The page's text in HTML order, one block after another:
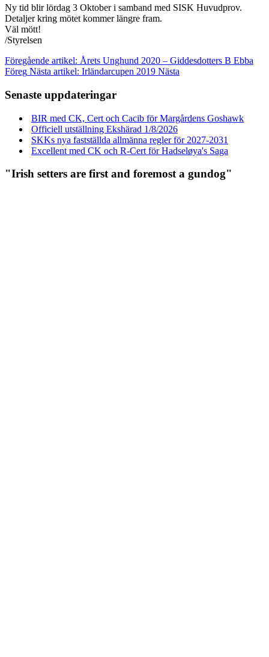
Ny tid blir lördag 3 Oktober i samband med SISK Huvudprov.
Detaljer kring mötet kommer längre fram.
Väl mött!
/Styrelsen
Föregående artikel: Årets Unghund 2020 – Giddesdotters B Ebba
Föreg Nästa artikel: Irländarcupen 2019 Nästa
Senaste uppdateringar
BIR med CK, Cert och Cacib för Margårdens Goshawk
Officiell utställning Ekshärad 1/8/2026
SKKs nya fastställda allmänna regler för 2027-2031
Excellent med CK och R-Cert för Hadseløya's Saga
"Irish setters are first and foremost a gundog"